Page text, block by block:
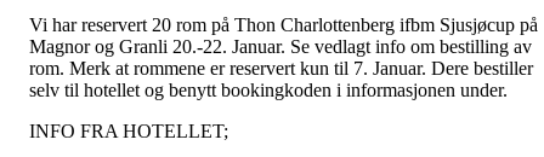
Vi har reservert 20 rom på Thon Charlottenberg ifbm Sjusjøcup på
Magnor og Granli 20.-22. Januar. Se vedlagt info om bestilling av
rom. Merk at rommene er reservert kun til 7. Januar. Dere bestiller
selv til hotellet og benytt bookingkoden i informasjonen under.
INFO FRA HOTELLET;